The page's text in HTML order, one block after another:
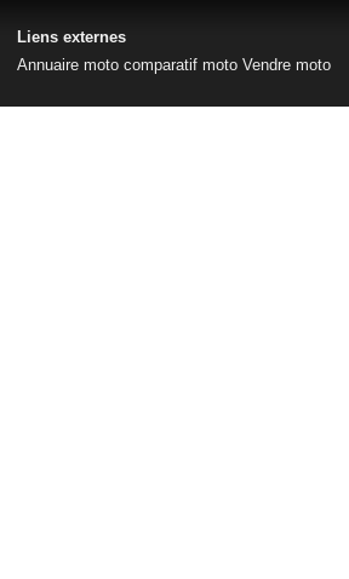
Liens externes
Annuaire moto comparatif moto Vendre moto